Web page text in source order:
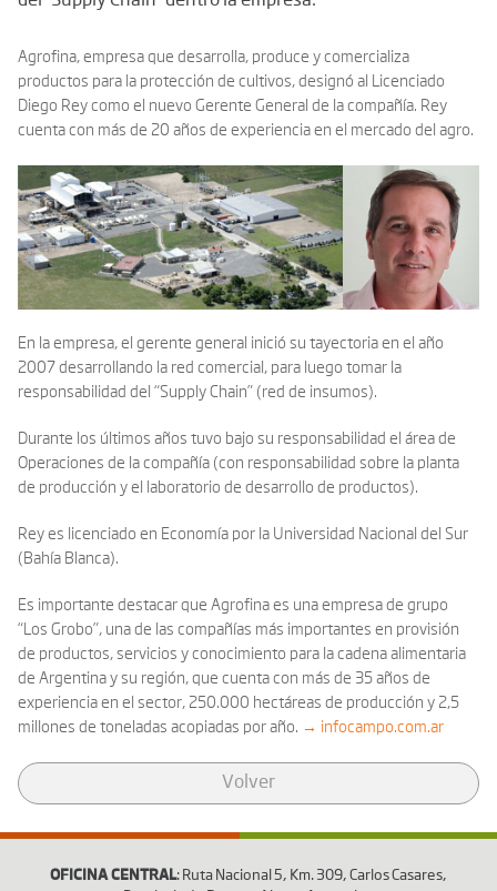
Agrofina, empresa que desarrolla, produce y comercializa
productos para la protección de cultivos, designó al Licenciado
Diego Rey como el nuevo Gerente General de la compañía. Rey
cuenta con más de 20 años de experiencia en el mercado del agro.
En la empresa, el gerente general inició su tayectoria en el año
2007 desarrollando la red comercial, para luego tomar la
responsabilidad del “Supply Chain” (red de insumos).
Durante los últimos años tuvo bajo su responsabilidad el área de
Operaciones de la compañía (con responsabilidad sobre la planta
de producción y el laboratorio de desarrollo de productos).
Rey es licenciado en Economía por la Universidad Nacional del Sur
(Bahía Blanca).
Es importante destacar que Agrofina es una empresa de grupo
“Los Grobo”, una de las compañías más importantes en provisión
de productos, servicios y conocimiento para la cadena alimentaria
de Argentina y su región, que cuenta con más de 35 años de
experiencia en el sector, 250.000 hectáreas de producción y 2,5
millones de toneladas acopiadas por año. → infocampo.com.ar
Volver
OFICINA CENTRAL: Ruta Nacional 5, Km. 309, Carlos Casares,